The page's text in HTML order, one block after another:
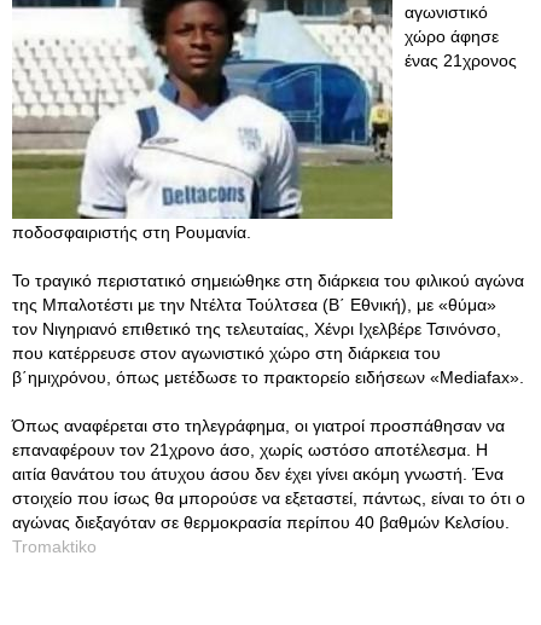
αγωνιστικό
χώρο άφησε
ένας 21χρονος
ποδοσφαιριστής στη Ρουμανία.
Το τραγικό περιστατικό σημειώθηκε στη διάρκεια του φιλικού αγώνα
της Μπαλοτέστι με την Ντέλτα Τούλτσεα (Β΄ Εθνική), με «θύμα»
τον Νιγηριανό επιθετικό της τελευταίας, Χένρι Ιχελβέρε Τσινόνσο,
που κατέρρευσε στον αγωνιστικό χώρο στη διάρκεια του
β΄ημιχρόνου, όπως μετέδωσε το πρακτορείο ειδήσεων «Mediafax».
Όπως αναφέρεται στο τηλεγράφημα, οι γιατροί προσπάθησαν να
επαναφέρουν τον 21χρονο άσο, χωρίς ωστόσο αποτέλεσμα. Η
αιτία θανάτου του άτυχου άσου δεν έχει γίνει ακόμη γνωστή. Ένα
στοιχείο που ίσως θα μπορούσε να εξεταστεί, πάντως, είναι το ότι ο
αγώνας διεξαγόταν σε θερμοκρασία περίπου 40 βαθμών Κελσίου.
Tromaktiko